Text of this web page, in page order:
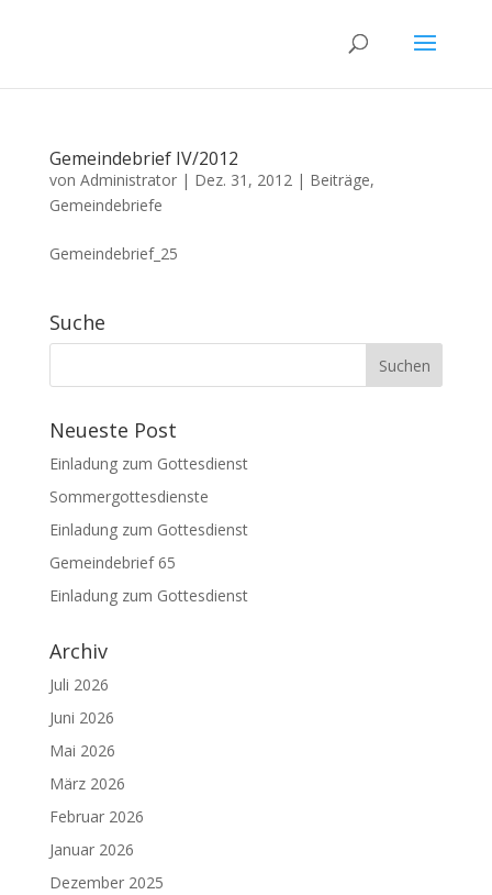
Gemeindebrief IV/2012
von Administrator| Dez. 31, 2012| Beiträge,
Gemeindebriefe
Gemeindebrief_25
Suche
Neueste Post
Einladung zum Gottesdienst
Sommergottesdienste
Einladung zum Gottesdienst
Gemeindebrief 65
Einladung zum Gottesdienst
Archiv
Juli 2026
Juni 2026
Mai 2026
März 2026
Februar 2026
Januar 2026
Dezember 2025